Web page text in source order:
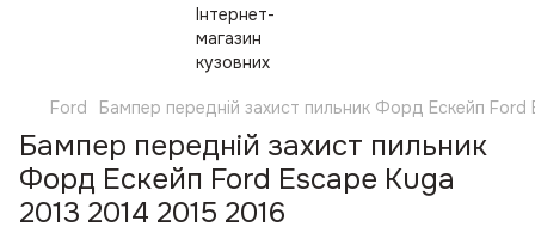
Ford Бампер передній захист пильник Форд Ескейп
Бампер передній захист пильник
Форд Ескейп Ford Escape Kuga
2013 2014 2015 2016